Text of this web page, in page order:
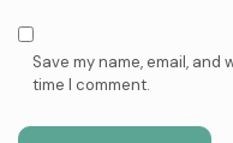
Save my name, email,
time I comment.